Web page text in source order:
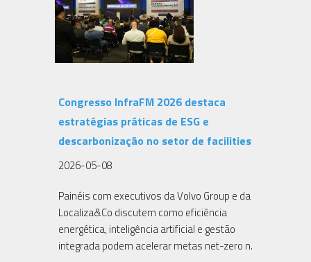
Congresso InfraFM 2026 destaca
estratégias práticas de ESG e
descarbonização no setor de facilities
2026-05-08
Painéis com executivos da Volvo Group e da
Localiza&Co discutem como eficiência
energética, inteligência artificial e gestão
integrada podem acelerar metas net-zero n.